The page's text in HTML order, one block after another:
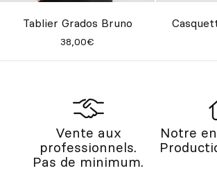
Tablier Grados Bruno
38,00€
Vente aux
professionnels.
Pas de minimum.
Notre